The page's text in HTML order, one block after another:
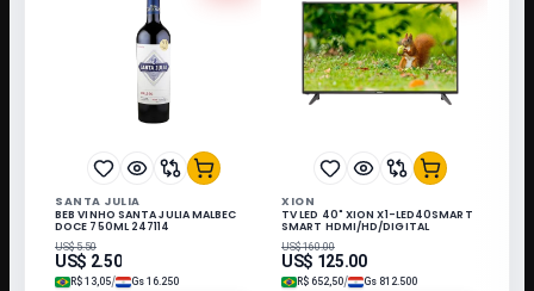
SANTA JULIA
BEB VINHO SANTA JULIA MALBEC
DOCE 750ML 247114
US$5.50
US$ 2.50
R$ 13,05/ Gs 16.250
XION
TV LED 40" XION X1-LED40SMART
SMART HDMI/HD/DIGITAL
US$160.00
US$ 125.00
R$ 652,50/ Gs 812.500